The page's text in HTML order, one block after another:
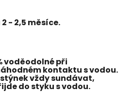
- 2,5 měsíce.
voděodolné při
kontaktu s vodou.
vždy sundávat,
do styku s vodou.